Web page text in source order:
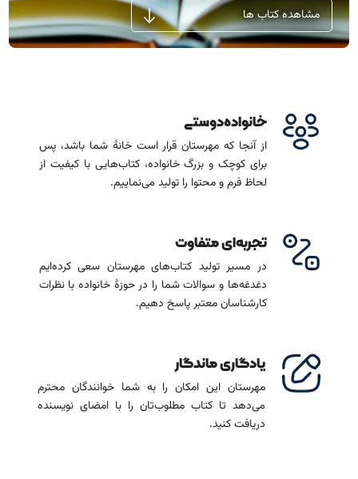
مشاهده کتاب ها
خانواده‌دوستی
از آنجا که مهرستان قرار است خانۀ شما باشد، پس
برای کوچک و بزرگ خانواده، کتاب‌هایی با کیفیت از
لحاظ فرم و محتوا را تولید می‌نماییم.
تجربه‌ای متفاوت
در مسیر تولید کتاب‌های مهرستان سعی کرده‌ایم
دغدغه‌ها و سوالات شما را در حوزۀ خانواده با نظرات
کارشناسان معتبر پاسخ دهیم.
یادگاری ماندگار
مهرستان این امکان را به شما خوانندگان محترم
می‌دهد تا کتاب مطلوب‌تان را با امضای نویسنده
دریافت کنید.